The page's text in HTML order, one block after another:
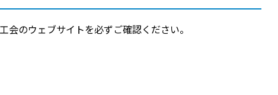
のウェブサイトを必ずご確認ください。